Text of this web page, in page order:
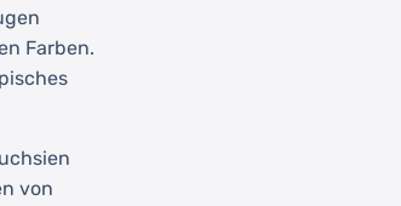
Farben.
von